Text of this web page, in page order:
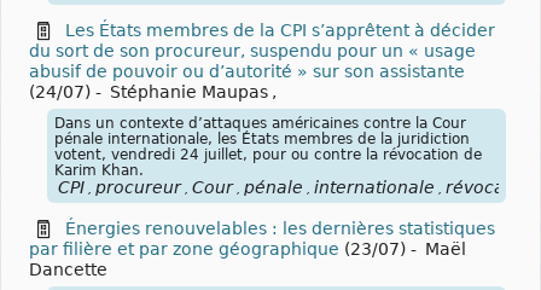
Les États membres de la CPI s’apprêtent à décider
du sort de son procureur, suspendu pour un « usage
abusif de pouvoir ou d’autorité » sur son assistante
(24/07) - Stéphanie Maupas ,
Dans un contexte d’attaques américaines contre la Cour
pénale internationale, les États membres de la juridiction
votent, vendredi 24 juillet, pour ou contre la révocation de
Karim Khan.
CPI procureur Cour pénale internationale révocation
Énergies renouvelables : les dernières statistiques
par filière et par zone géographique (23/07) - Maël
Dancette